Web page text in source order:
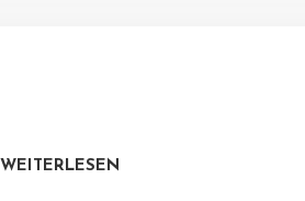
WEITERLESEN